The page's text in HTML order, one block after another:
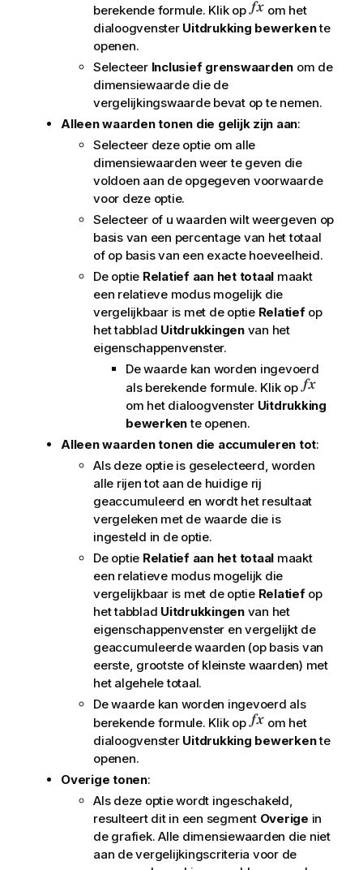
berekende formule. Klik op
om het
dialoogvenster Uitdrukking bewerkente
openen.
Selecteer Inclusief grenswaarden om de
dimensiewaarde die de
vergelijkingswaarde bevat op te nemen.
Alleen waarden tonen die gelijk zijn aan:
Selecteer deze optie om alle
dimensiewaarden weer te geven die
voldoen aan de opgegeven voorwaarde
voor deze optie.
Selecteer of u waarden wilt weergeven op
basis van een percentage van het totaal
of op basis van een exacte hoeveelheid.
De optie Relatief aan het totaal maakt
een relatieve modus mogelijk die
vergelijkbaar is met de optie Relatiefop
het tabblad Uitdrukkingenvan het
eigenschappenvenster.
De waarde kan worden ingevoerd
als berekende formule. Klik op
om het dialoogvenster Uitdrukking
bewerkente openen.
Alleen waarden tonen die accumuleren tot:
Als deze optie is geselecteerd, worden
alle rijen tot aan de huidige rij
geaccumuleerd en wordt het resultaat
vergeleken met de waarde die is
ingesteld in de optie.
De optie Relatief aan het totaal maakt
een relatieve modus mogelijk die
vergelijkbaar is met de optie Relatiefop
het tabblad Uitdrukkingenvan het
eigenschappenvenster en vergelijkt de
geaccumuleerde waarden (op basis van
eerste, grootste of kleinste waarden) met
het algehele totaal.
De waarde kan worden ingevoerd als
berekende formule. Klik op
om het
dialoogvenster Uitdrukking bewerkente
openen.
Overige tonen:
Als deze optie wordt ingeschakeld,
resulteert dit in een segment Overige in
de grafiek. Alle dimensiewaarden die niet
aan de vergelijkingscriteria voor de